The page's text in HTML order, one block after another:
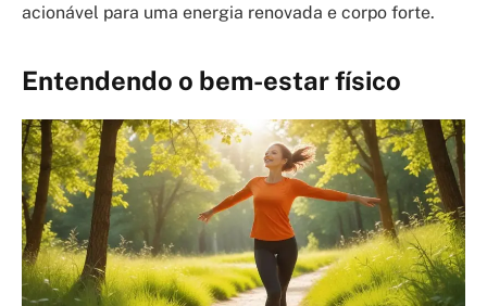
acionável para uma energia renovada e corpo forte.
Entendendo o bem-estar físico